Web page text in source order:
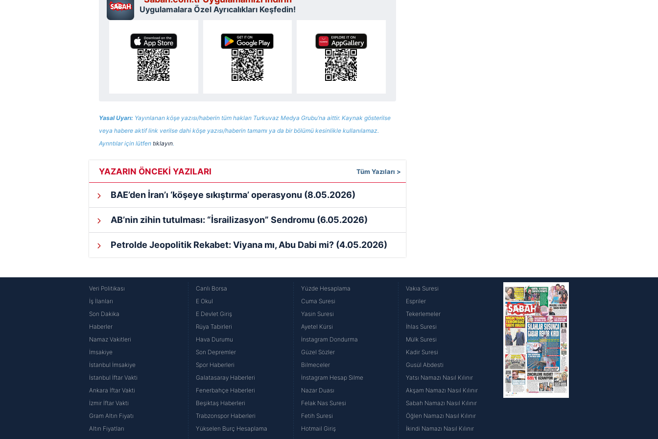
Uygulamalara Özel Ayrıcalıkları Keşfedin!
Yasal Uyarı: Yayınlanan köşe yazısı/haberin tüm hakları Turkuvaz Medya Grubu’na aittir. Kaynak gösterilse
veya habere aktif link verilse dahi köşe yazısı/haberin tamamı ya da bir bölümü kesinlikle kullanılamaz.
Ayrıntılar için lütfen tıklayın.
YAZARIN ÖNCEKİ YAZILARI Tüm Yazıları >
BAE’den İran’ı ‘köşeye sıkıştırma’ operasyonu (8.05.2026)
AB’nin zihin tutulması: “İsrailizasyon” Sendromu (6.05.2026)
Petrolde Jeopolitik Rekabet: Viyana mı, Abu Dabi mi? (4.05.2026)
Veri Politikası
İş İlanları
Son Dakika
Haberler
Namaz Vakitleri
İmsakiye
İstanbul İmsakiye
İstanbul İftar Vakti
Ankara İftar Vakti
İzmir İftar Vakti
Gram Altın Fiyatı
Altın Fiyatları
Canlı Borsa
E Okul
E Devlet Giriş
Rüya Tabirleri
Hava Durumu
Son Depremler
Spor Haberleri
Galatasaray Haberleri
Fenerbahçe Haberleri
Beşiktaş Haberleri
Trabzonspor Haberleri
Yükselen Burç Hesaplama
Yüzde Hesaplama
Cuma Suresi
Yasin Suresi
Ayetel Kürsi
İnstagram Dondurma
Güzel Sözler
Bilmeceler
İnstagram Hesap Silme
Nazar Duası
Felak Nas Suresi
Fetih Suresi
Hotmail Giriş
Vakıa Suresi
Espriler
Tekerlemeler
İhlas Suresi
Mülk Suresi
Kadir Suresi
Gusül Abdesti
Yatsı Namazı Nasıl Kılınır
Akşam Namazı Nasıl Kılınır
Sabah Namazı Nasıl Kılınır
Öğlen Namazı Nasıl Kılınır
İkindi Namazı Nasıl Kılınır